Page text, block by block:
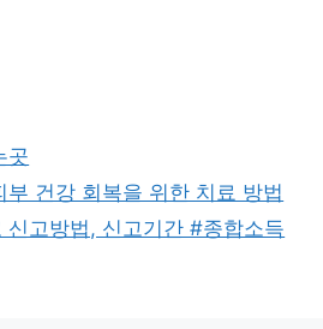
곳
부 건강 회복을 위한 치료 방법
신고방법, 신고기간 #종합소득